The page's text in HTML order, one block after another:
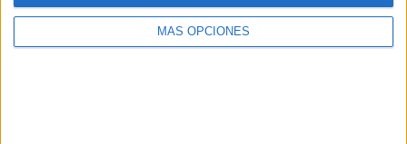
MÁS OPCIONES